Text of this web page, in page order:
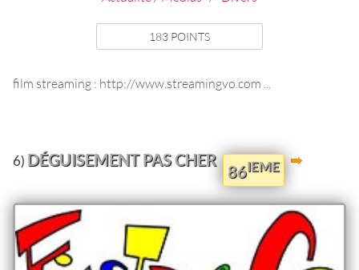
183 POINTS
film streaming : http://www.streamingvo.com ...
6) DÉGUISEMENT PAS CHER
86IEME